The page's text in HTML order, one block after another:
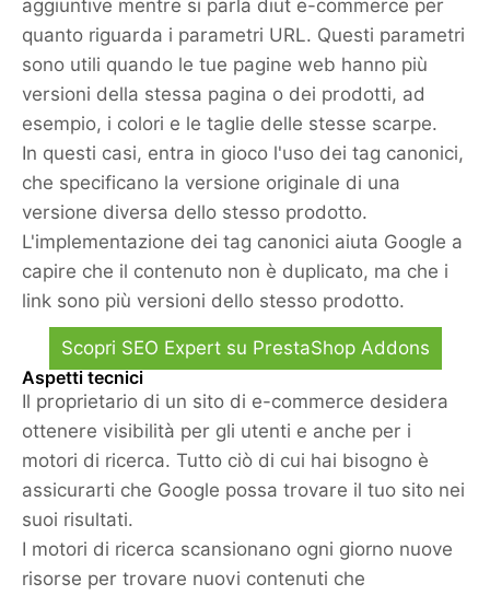
aggiuntive mentre si parla diut e-commerce per
quanto riguarda i parametri URL. Questi parametri
sono utili quando le tue pagine web hanno più
versioni della stessa pagina o dei prodotti, ad
esempio, i colori e le taglie delle stesse scarpe.
In questi casi, entra in gioco l'uso dei tag canonici,
che specificano la versione originale di una
versione diversa dello stesso prodotto.
L'implementazione dei tag canonici aiuta Google a
capire che il contenuto non è duplicato, ma che i
link sono più versioni dello stesso prodotto.
Scopri SEO Expert su PrestaShop Addons
Aspetti tecnici
Il proprietario di un sito di e-commerce desidera
ottenere visibilità per gli utenti e anche per i
motori di ricerca. Tutto ciò di cui hai bisogno è
assicurarti che Google possa trovare il tuo sito nei
suoi risultati.
I motori di ricerca scansionano ogni giorno nuove
risorse per trovare nuovi contenuti che